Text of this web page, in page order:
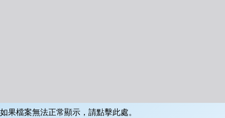
如果檔案無法正常顯示，請點擊此處。